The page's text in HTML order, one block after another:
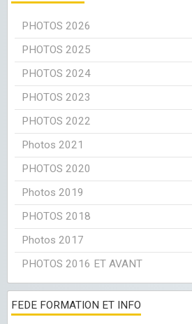
PHOTOS 2026
PHOTOS 2025
PHOTOS 2024
PHOTOS 2023
PHOTOS 2022
Photos 2021
PHOTOS 2020
Photos 2019
PHOTOS 2018
Photos 2017
PHOTOS 2016 ET AVANT
FEDE FORMATION ET INFO